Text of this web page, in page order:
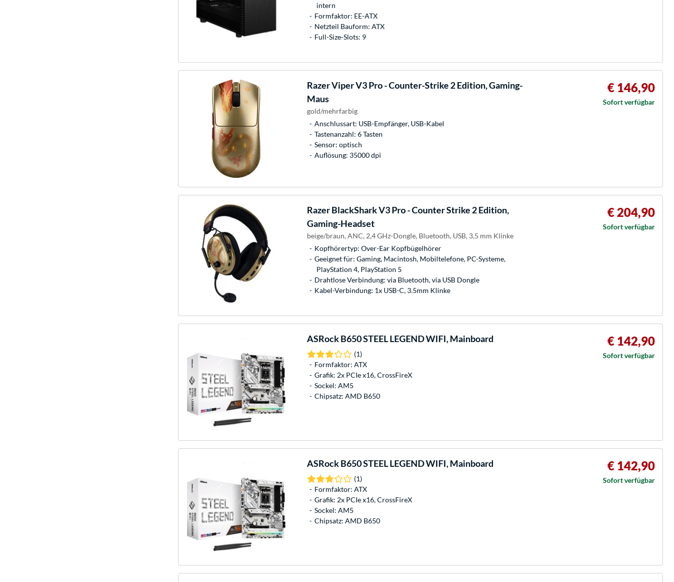
intern
Formfaktor: EE-ATX
Netzteil Bauform: ATX
Full-Size-Slots: 9
RazerViper V3 Pro - Counter-Strike 2 Edition, Gaming-
Maus
gold/mehrfarbig
Anschlussart: USB-Empfänger, USB-Kabel
Tastenanzahl: 6 Tasten
Sensor: optisch
Auflösung: 35000 dpi
€ 146,90
Sofort verfügbar
RazerBlackShark V3 Pro - Counter Strike 2 Edition,
Gaming-Headset
beige/braun, ANC, 2,4 GHz-Dongle, Bluetooth, USB, 3,5 mm Klinke
Kopfhörertyp: Over-Ear Kopfbügelhörer
Geeignet für: Gaming, Macintosh, Mobiltelefone, PC-Systeme,
PlayStation 4, PlayStation 5
Drahtlose Verbindung: via Bluetooth, via USB Dongle
Kabel-Verbindung: 1x USB-C, 3.5mm Klinke
€ 204,90
Sofort verfügbar
ASRockB650 STEEL LEGEND WIFI, Mainboard
(1)
Formfaktor: ATX
Grafik: 2x PCIe x16, CrossFireX
Sockel: AM5
Chipsatz: AMD B650
€ 142,90
Sofort verfügbar
ASRockB650 STEEL LEGEND WIFI, Mainboard
(1)
Formfaktor: ATX
Grafik: 2x PCIe x16, CrossFireX
Sockel: AM5
Chipsatz: AMD B650
€ 142,90
Sofort verfügbar